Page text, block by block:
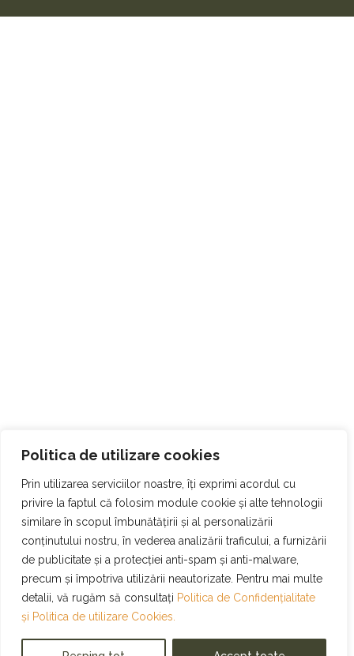
Politica de utilizare cookies
Prin utilizarea serviciilor noastre, îți exprimi acordul cu
privire la faptul că folosim module cookie și alte tehnologii
similare în scopul îmbunătățirii și al personalizării
conținutului nostru, în vederea analizării traficului, a furnizării
de publicitate și a protecției anti-spam și anti-malware,
precum și împotriva utilizării neautorizate. Pentru mai multe
detalii, vă rugăm să consultați Politica de Confidențialitate
și Politica de utilizare Cookies.